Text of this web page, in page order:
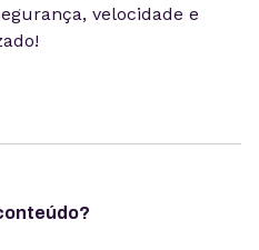
velocidade e